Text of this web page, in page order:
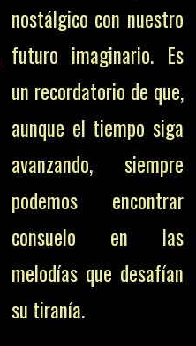
nostálgico con nuestro
futuro imaginario. Es
un recordatorio de que,
aunque el tiempo siga
avanzando, siempre
podemos encontrar
consuelo en las
melodías que desafían
su tiranía.